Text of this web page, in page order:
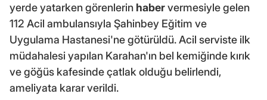
yerde yatarken görenlerin habervermesiyle gelen
112 Acil ambulansıyla Şahinbey Eğitim ve
Uygulama Hastanesi'ne götürüldü. Acil serviste ilk
müdahalesi yapılan Karahan'ın bel kemiğinde kırık
ve göğüs kafesinde çatlak olduğu belirlendi,
ameliyata karar verildi.